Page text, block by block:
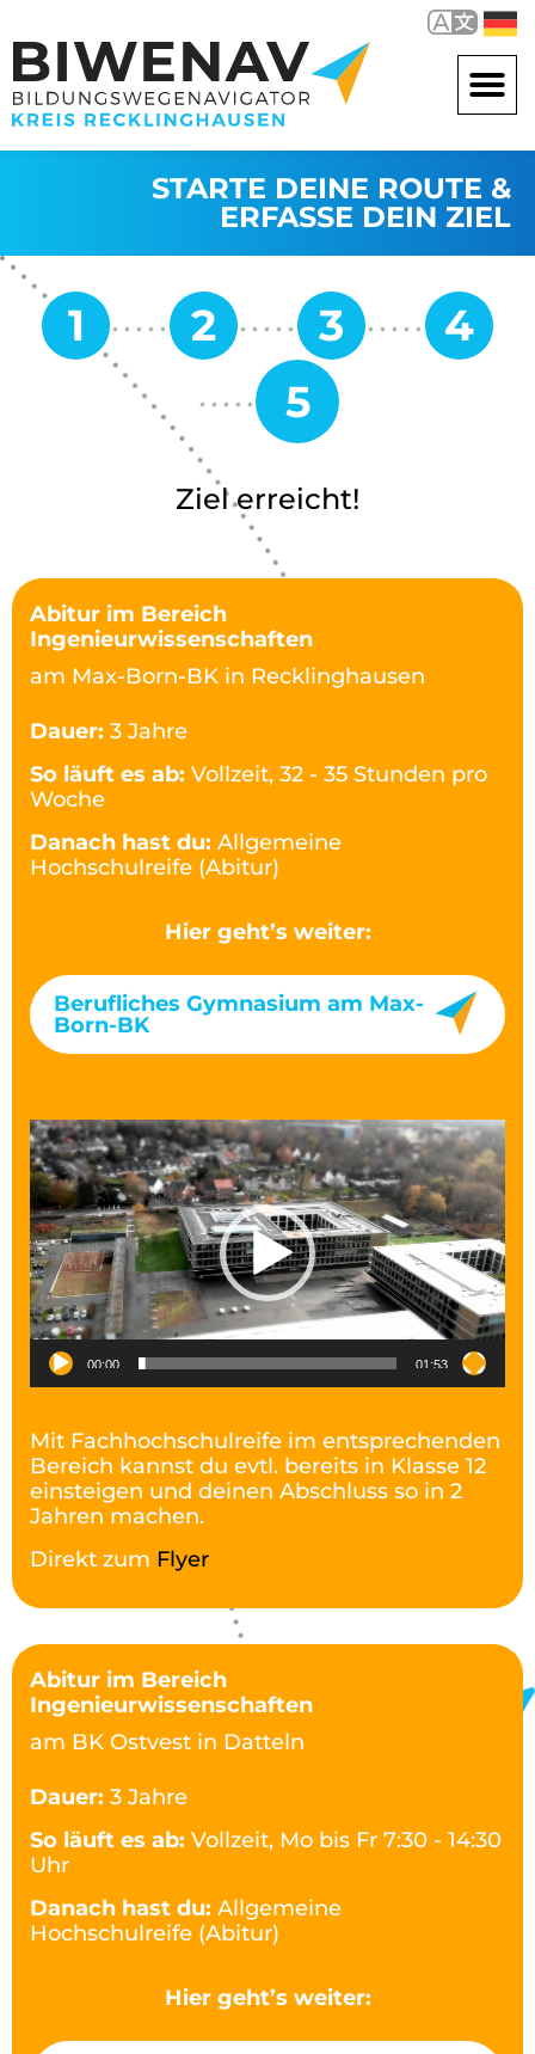
STARTE DEINE ROUTE &
ERFASSE DEIN ZIEL
Ziel erreicht!
Abitur im Bereich
Ingenieurwissenschaften
am Max-Born-BK in Recklinghausen
Dauer: 3 Jahre
So läuft es ab: Vollzeit, 32 - 35 Stunden pro
Woche
Danach hast du: Allgemeine
Hochschulreife (Abitur)
Hier geht’s weiter:
Berufliches Gymnasium am Max-
Born-BK
Video-
Player
00:00 01:53
Mit Fachhochschulreife im entsprechenden
Bereich kannst du evtl. bereits in Klasse 12
einsteigen und deinen Abschluss so in 2
Jahren machen.
Direkt zum Flyer
Abitur im Bereich
Ingenieurwissenschaften
am BK Ostvest in Datteln
Dauer: 3 Jahre
So läuft es ab: Vollzeit, Mo bis Fr 7:30 - 14:30
Uhr
Danach hast du: Allgemeine
Hochschulreife (Abitur)
Hier geht’s weiter: